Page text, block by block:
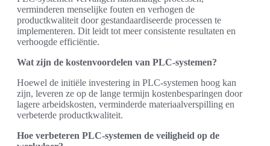
verminderen menselijke fouten en verhogen de
productkwaliteit door gestandaardiseerde processen te
implementeren. Dit leidt tot meer consistente resultaten en
verhoogde efficiëntie.
Wat zijn de kostenvoordelen van PLC-systemen?
Hoewel de initiële investering in PLC-systemen hoog kan
zijn, leveren ze op de lange termijn kostenbesparingen door
lagere arbeidskosten, verminderde materiaalverspilling en
verbeterde productkwaliteit.
Hoe verbeteren PLC-systemen de veiligheid op de